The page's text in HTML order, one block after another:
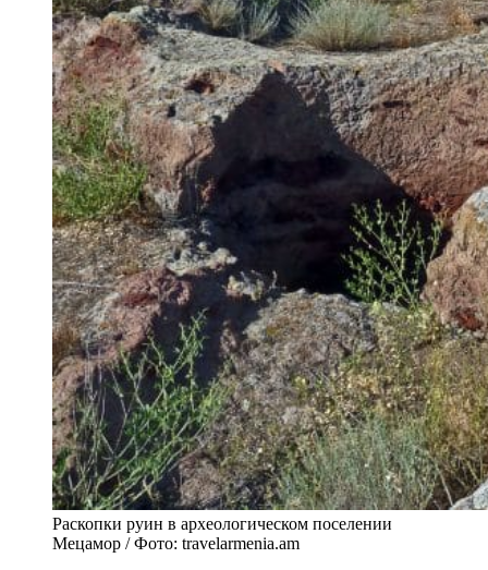
Раскопки руин в археологическом поселении
Мецамор / Фото: travelarmenia.am